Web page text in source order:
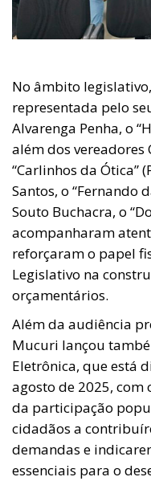
No âmbito
representada pelo
Alvarenga Penha, o
além dos vereadores
“Carlinhos da Ótica”
Santos, o “Fernando
Souto Buchacra, o
acompanharam
reforçaram o papel
Legislativo na
orçamentários.
Além da audiência
Mucuri lançou
Eletrônica, que está
agosto de 2025,
da participação
cidadãos a
demandas e
essenciais para o